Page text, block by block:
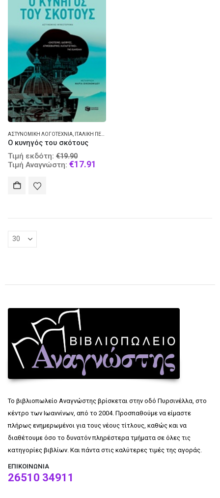
ΑΣΤΥΝΟΜΙΚΉ ΛΟΓΟΤΕΧΝΊΑ, ΙΤΑΛΙΚΉ ΠΕΖΟΓΡΑΦΊΑ - ΜΥΘΙΣΤΌΡΗΜΑ
Ο κυνηγός του σκότους
Τιμή εκδότη: €19.90
price
Τιμή Αναγνώστη: €17.91
Το βιβλιοπωλείο Αναγνώστης βρίσκεται στην οδό Πυρσινέλλα, στο
κέντρο των Ιωαννίνων, από το 2004. Προσπαθούμε να είμαστε
πλήρως ενημερωμένοι για τους νέους τίτλους, καθώς και να
διαθέτουμε όσο το δυνατόν πληρέστερα τμήματα σε όλες τις
κατηγορίες βιβλίων. Και πάντα στις καλύτερες τιμές της αγοράς.
ΕΠΙΚΟΙΝΩΝΊΑ
26510 34911